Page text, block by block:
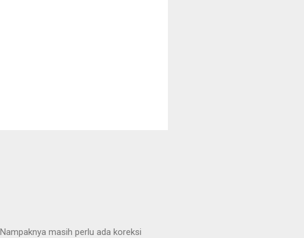
masih perlu ada koreksi